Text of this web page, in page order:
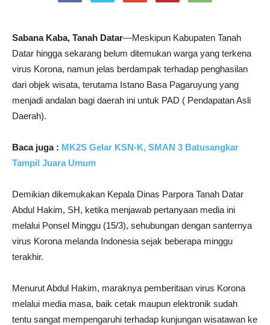
Sabana Kaba, Tanah Datar—Meskipun Kabupaten Tanah
Datar hingga sekarang belum ditemukan warga yang terkena
virus Korona, namun jelas berdampak terhadap penghasilan
dari objek wisata, terutama Istano Basa Pagaruyung yang
menjadi andalan bagi daerah ini untuk PAD ( Pendapatan Asli
Daerah).
Baca juga : MK2S Gelar KSN-K, SMAN 3 Batusangkar
Tampil Juara Umum
Demikian dikemukakan Kepala Dinas Parpora Tanah Datar
Abdul Hakim, SH, ketika menjawab pertanyaan media ini
melalui Ponsel Minggu (15/3), sehubungan dengan santernya
virus Korona melanda Indonesia sejak beberapa minggu
terakhir.
Menurut Abdul Hakim, maraknya pemberitaan virus Korona
melalui media masa, baik cetak maupun elektronik sudah
tentu sangat mempengaruhi terhadap kunjungan wisatawan ke